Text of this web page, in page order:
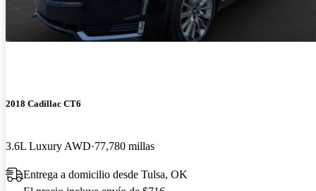
2018 Cadillac CT6
3.6L Luxury AWD 77,780 millas
Entrega a domicilio desde Tulsa, OK